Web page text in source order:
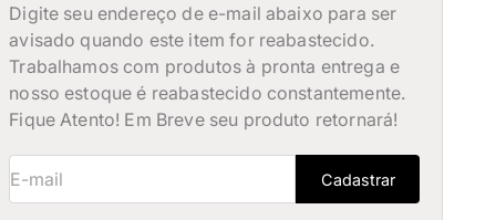
Digite seu endereço de e-mail abaixo para ser
avisado quando este item for reabastecido.
Trabalhamos com produtos à pronta entrega e
nosso estoque é reabastecido constantemente.
Fique Atento! Em Breve seu produto retornará!
Cadastrar